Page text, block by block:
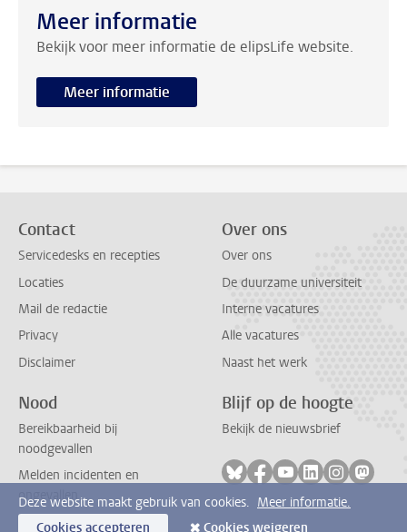
Meer informatie
Bekijk voor meer informatie de elipsLife website.
Meer informatie
Contact
Servicedesks en recepties
Locaties
Mail de redactie
Privacy
Disclaimer
Over ons
Over ons
De duurzame universiteit
Interne vacatures
Alle vacatures
Naast het werk
Nood
Bereikbaarheid bij
noodgevallen
Melden incidenten en
ongevallen
Blijf op de hoogte
Bekijk de nieuwsbrief
Volg ons op bluesky
Volg ons op facebook
Volg ons op
Volg ons op
Volg ons
Volg
Deze website maakt gebruik van cookies. Meer informatie.
Cookies accepteren
Cookies weigeren